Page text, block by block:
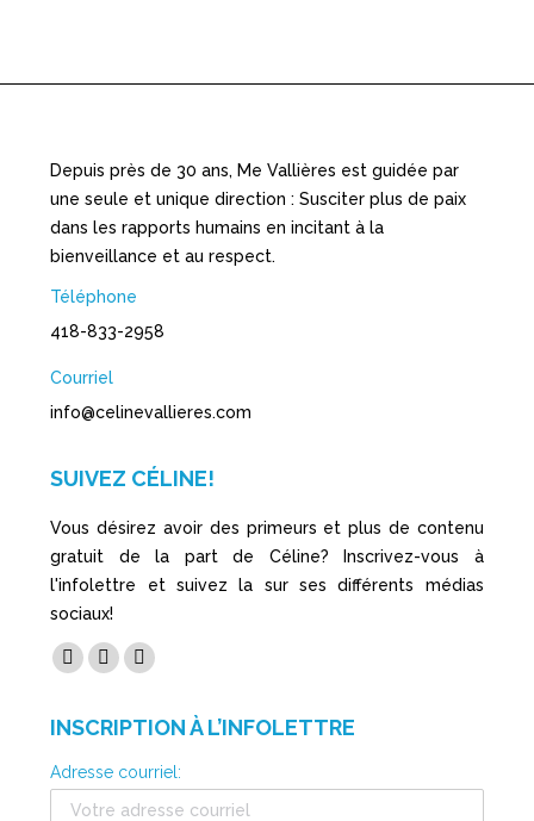
Depuis près de 30 ans, Me Vallières est guidée par
une seule et unique direction : Susciter plus de paix
dans les rapports humains en incitant à la
bienveillance et au respect.
Téléphone
418-833-2958
Courriel
info@celinevallieres.com
SUIVEZ CÉLINE!
Vous désirez avoir des primeurs et plus de contenu
gratuit de la part de Céline? Inscrivez-vous à
l'infolettre et suivez la sur ses différents médias
sociaux!
Trouvez nous sur :
Facebook
opens
in
new
YouTube
opens
in
new
LinkedIn
opens
in
new
INSCRIPTION À L’INFOLETTRE
Adresse courriel: